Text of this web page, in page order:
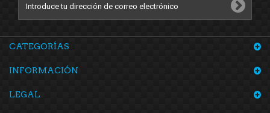
CATEGORÍAS
INFORMACIÓN
LEGAL